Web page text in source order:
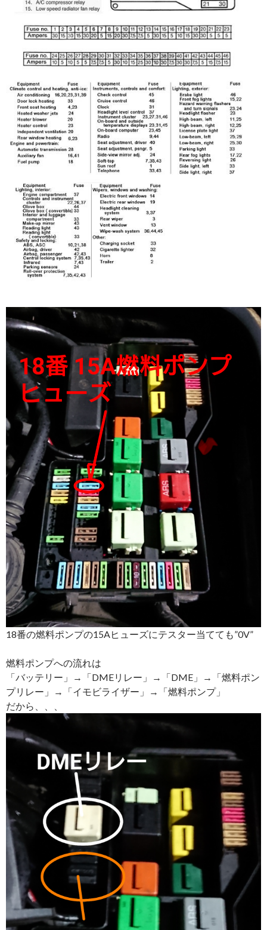
18番の燃料ポンプの15Aヒューズにテスター当てても”0V”
燃料ポンプへの流れは
「バッテリー」→「DMEリレー」→「DME」→「燃料ポン
プリレー」→「イモビライザー」→「燃料ポンプ」
だから、、、